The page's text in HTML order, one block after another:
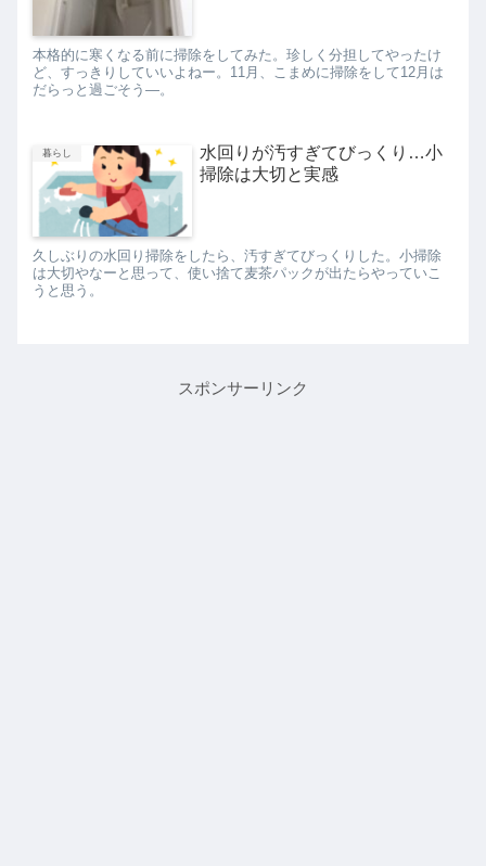
本格的に寒くなる前に掃除をしてみた。珍しく分担してやったけ
ど、すっきりしていいよねー。11月、こまめに掃除をして12月は
だらっと過ごそう―。
暮らし
水回りが汚すぎてびっくり…小
掃除は大切と実感
久しぶりの水回り掃除をしたら、汚すぎてびっくりした。小掃除
は大切やなーと思って、使い捨て麦茶パックが出たらやっていこ
うと思う。
スポンサーリンク